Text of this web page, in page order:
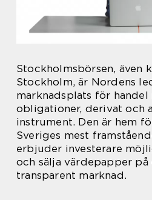
Stockholmsbörsen, även
Stockholm, är Nordens
marknadsplats för handel
obligationer, derivat och
instrument. Den är hem
Sveriges mest
erbjuder investerare
och sälja värdepapper
transparent marknad.